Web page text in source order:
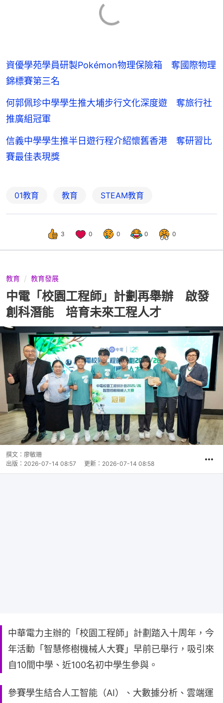
資優學苑學員研製Pokémon物理保險箱 奪國際物理
錦標賽第三名
何郭佩珍中學學生推大埔步行文化深度遊 奪旅行社
推廣組冠軍
信義中學學生推半日遊行程介紹懷舊香港 奪研習比
賽最佳表現獎
01教育 教育 STEAM教育
3 0 0 0 0
教育 教育發展
中電「校園工程師」計劃再舉辦 啟發
創科潛能 培育未來工程人才
撰文： 廖敏珊
出版： 2026-07-14 08:57 更新： 2026-07-14 08:58
中華電力主辦的「校園工程師」計劃踏入十周年，今
年活動「智慧修樹機械人大賽」早前已舉行，吸引來
自10間中學、近100名初中學生參與。
參賽學生結合人工智能（AI）、大數據分析、雲端運